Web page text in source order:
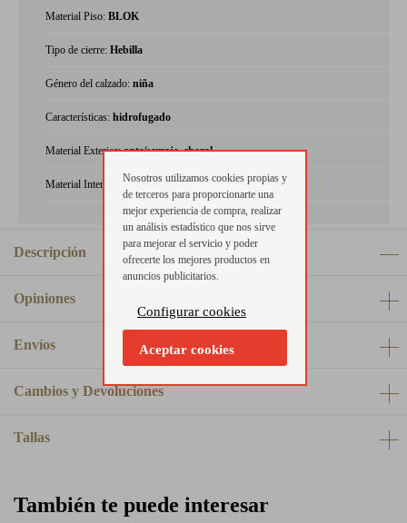
Material Piso: BLOK
Tipo de cierre: Hebilla
Género del calzado: niña
Características: hidrofugado
Material Exterior:ante/serraje, charol
Material Interior: piel
Descripción
Opiniones
Envíos
Cambios y Devoluciones
Tallas
También te puede interesar
Nosotros utilizamos cookies propias y
de terceros para proporcionarte una
mejor experiencia de compra, realizar
un análisis estadístico que nos sirve
para mejorar el servicio y poder
ofrecerte los mejores productos en
anuncios publicitarios.
Configurar cookies
Aceptar cookies